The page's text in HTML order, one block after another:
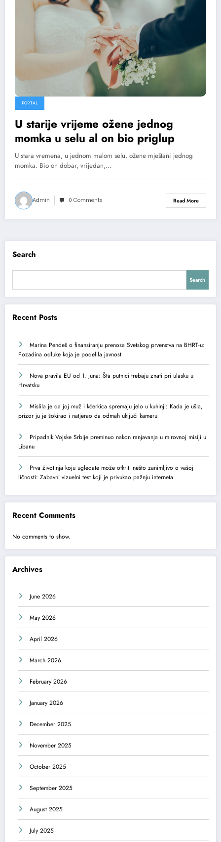
PORTAL
U starije vrijeme ožene jednog
momka u selu al on bio priglup
U stara vremena, u jednom malom selu, ožene mještani jednog
momka. Bio on dobar, vrijedan,…
Admin 0 Comments Read More
Search
Search
Recent Posts
Marina Pendeš o finansiranju prenosa Svetskog prvenstva na BHRT-u:
Pozadina odluke koja je podelila javnost
Nova pravila EU od 1. juna: Šta putnici trebaju znati pri ulasku u
Hrvatsku
Mislila je da joj muž i kćerkica spremaju jelo u kuhinji: Kada je ušla,
prizor ju je šokirao i natjerao da odmah uključi kameru
Pripadnik Vojske Srbije preminuo nakon ranjavanja u mirovnoj misiji u
Libanu
Prva životinja koju ugledate može otkriti nešto zanimljivo o vašoj
ličnosti: Zabavni vizuelni test koji je privukao pažnju interneta
Recent Comments
No comments to show.
Archives
June 2026
May 2026
April 2026
March 2026
February 2026
January 2026
December 2025
November 2025
October 2025
September 2025
August 2025
July 2025